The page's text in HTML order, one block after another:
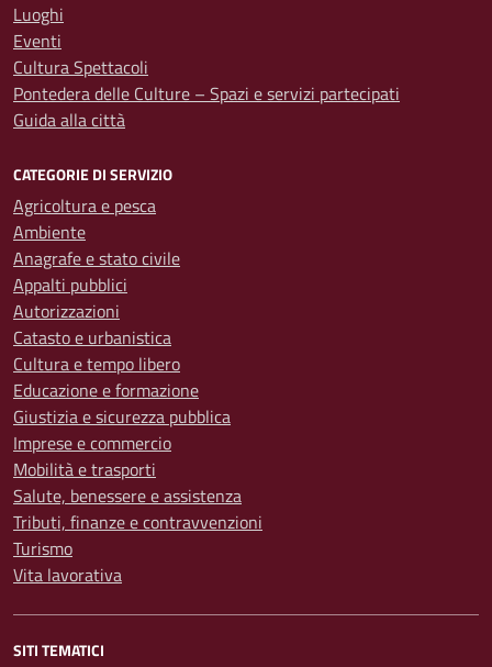
Luoghi
Eventi
Cultura Spettacoli
Pontedera delle Culture – Spazi e servizi partecipati
Guida alla città
CATEGORIE DI SERVIZIO
Agricoltura e pesca
Ambiente
Anagrafe e stato civile
Appalti pubblici
Autorizzazioni
Catasto e urbanistica
Cultura e tempo libero
Educazione e formazione
Giustizia e sicurezza pubblica
Imprese e commercio
Mobilità e trasporti
Salute, benessere e assistenza
Tributi, finanze e contravvenzioni
Turismo
Vita lavorativa
SITI TEMATICI